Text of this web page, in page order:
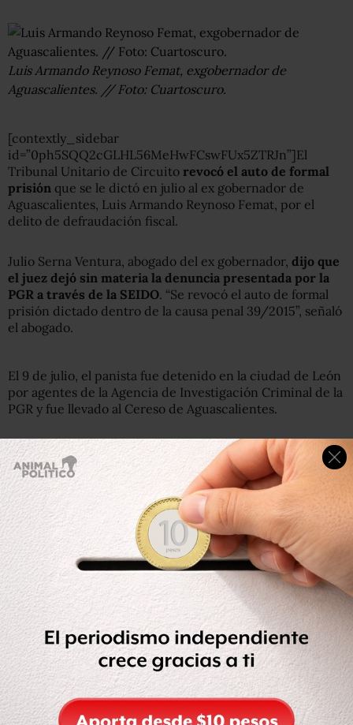
Luis Armando Reynoso Femat, exgobernador de
Aguascalientes. // Foto: Cuartoscuro.
[contextly_sidebar
id=”0ph5SQQ2cGLHL56MeHwFCswFUx5ZTRJn”]El
Tribunal Unitario de Circuito revocó el auto de formal
prisión que se le dictó en julio al ex gobernador de
Aguascalientes, Luis Armando Reynoso Femat, por el
delito de defraudación fiscal.
Julio Serna Ventura, abogado del ex gobernador, dijo que
el juez dejó sin materia la denuncia presentada por la
PGR a través de la SEIDO. “Se revocó el auto de formal
prisión dictado dentro de la causa penal 39/2015”, señaló
el abogado.
El 9 de julio, el panista fue detenido en la ciudad de León
por agentes de la Agencia de Investigación Criminal de la
PGR y fue llevado al Cereso de Aguascalientes.
El 15 de julio, el Juez Primero de Distrito Jaime Páez Díaz
dictó auto de formal prisión. Esto una vez que la PGR
denunció que cuando Reynoso fungía como gobernador,
en 2009, tuvo ingresos por 206 millones de pesos, de los
cuales no declaró la totalidad, pues se omitieron 29
millones, lo que se tradujo en un fraude por 7 millones 729
mil pesos.